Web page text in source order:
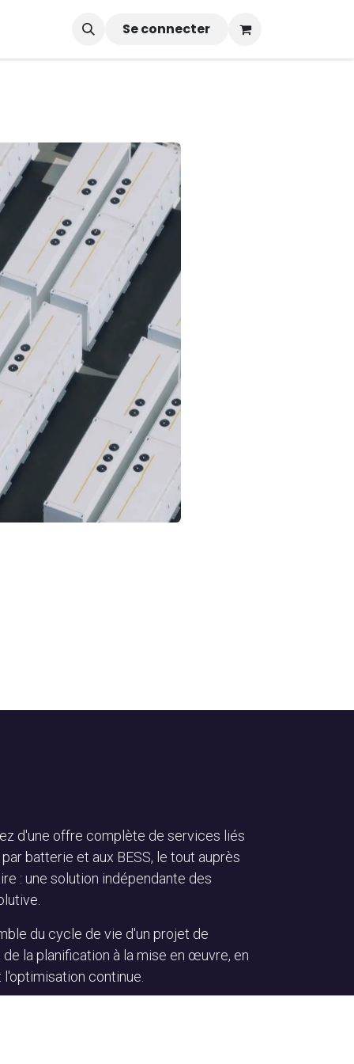
Se connecter
d'une offre complète de services liés
batterie et aux BESS, le tout auprès
: une solution indépendante des
du cycle de vie d'un projet de
la planification à la mise en œuvre, en
continue.